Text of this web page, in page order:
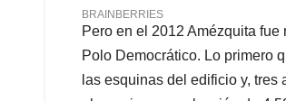
Pero en el 2012 Amézquita
Polo Democrático. Lo primero
las esquinas del edificio y,